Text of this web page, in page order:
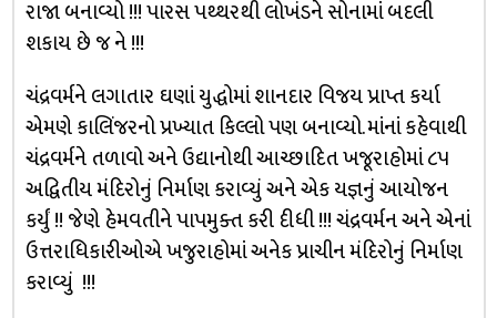
રાજા બનાવ્યો !!! પારસ પથ્થરથી લોખંડને સોનામાં બદલી
શકાય છે જ ને !!!
ચંદ્રવર્મને લગાતાર ઘણાં યુદ્ધોમાં શાનદાર વિજય પ્રાપ્ત કર્યા
એમણે કાલિંજરનો પ્રખ્યાત કિલ્લો પણ બનાવ્યો. માંનાં કહેવાથી
ચંદ્રવર્મને તળાવો અને ઉદ્યાનોથી આચ્છાદિત ખજૂરાહોમાં ૮૫
અદ્વિતીય મંદિરોનું નિર્માણ કરાવ્યું અને એક યજ્ઞનું આયોજન
કર્યું !! જેણે હેમવતીને પાપમુક્ત કરી દીધી !!! ચંદ્રવર્મન અને એનાં
ઉત્તરાધિકારીઓએ ખજુરાહોમાં અનેક પ્રાચીન મંદિરોનું નિર્માણ
કરાવ્યું !!!